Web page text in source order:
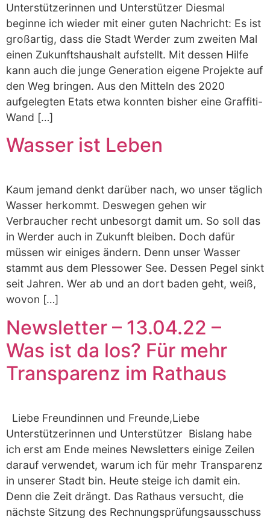
Unterstützerinnen und Unterstützer Diesmal
beginne ich wieder mit einer guten Nachricht: Es ist
großartig, dass die Stadt Werder zum zweiten Mal
einen Zukunftshaushalt aufstellt. Mit dessen Hilfe
kann auch die junge Generation eigene Projekte auf
den Weg bringen. Aus den Mitteln des 2020
aufgelegten Etats etwa konnten bisher eine Graffiti-
Wand […]
Wasser ist Leben
Kaum jemand denkt darüber nach, wo unser täglich
Wasser herkommt. Deswegen gehen wir
Verbraucher recht unbesorgt damit um. So soll das
in Werder auch in Zukunft bleiben. Doch dafür
müssen wir einiges ändern. Denn unser Wasser
stammt aus dem Plessower See. Dessen Pegel sinkt
seit Jahren. Wer ab und an dort baden geht, weiß,
wovon […]
Newsletter – 13.04.22 –
Was ist da los? Für mehr
Transparenz im Rathaus
Liebe Freundinnen und Freunde,Liebe
Unterstützerinnen und Unterstützer Bislang habe
ich erst am Ende meines Newsletters einige Zeilen
darauf verwendet, warum ich für mehr Transparenz
in unserer Stadt bin. Heute steige ich damit ein.
Denn die Zeit drängt. Das Rathaus versucht, die
nächste Sitzung des Rechnungsprüfungsausschuss